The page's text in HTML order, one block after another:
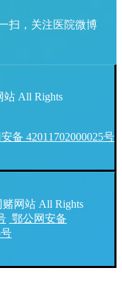
扫，关注医院微博
站 All Rights
备 42011702000025号
赌网站 All Rights
鄂公网安备